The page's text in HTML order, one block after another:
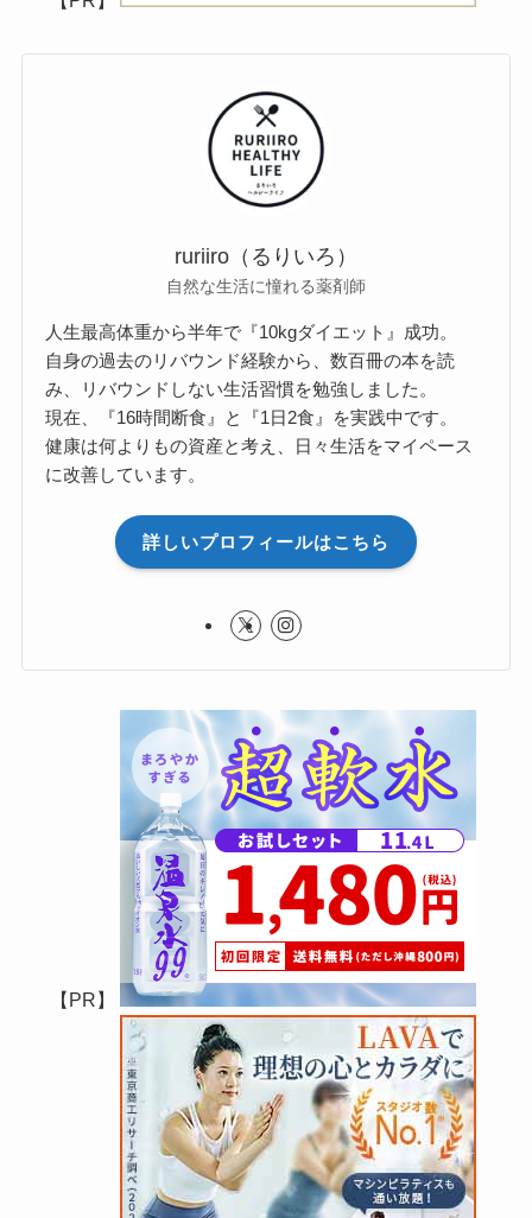
ruriiro（るりいろ）
自然な生活に憧れる薬剤師
人生最高体重から半年で『10kgダイエット』成功。
自身の過去のリバウンド経験から、数百冊の本を読
み、リバウンドしない生活習慣を勉強しました。
現在、『16時間断食』と『1日2食』を実践中です。
健康は何よりもの資産と考え、日々生活をマイペース
に改善しています。
詳しいプロフィールはこちら
【PR】